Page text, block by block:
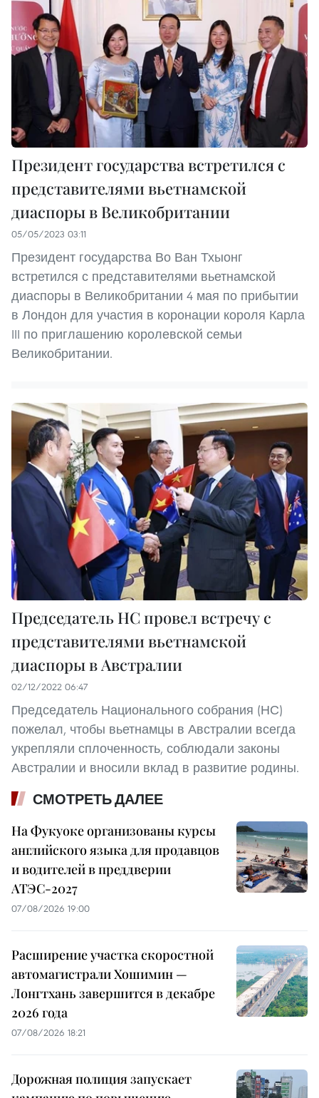
Президент государства встретился с
представителями вьетнамской
диаспоры в Великобритании
05/05/2023 03:11
Президент государства Во Ван Тхыонг
встретился с представителями вьетнамской
диаспоры в Великобритании 4 мая по прибытии
в Лондон для участия в коронации короля Карла
III по приглашению королевской семьи
Великобритании.
Председатель НС провел встречу с
представителями вьетнамской
диаспоры в Австралии
02/12/2022 06:47
Председатель Национального собрания (НС)
пожелал, чтобы вьетнамцы в Австралии всегда
укрепляли сплоченность, соблюдали законы
Австралии и вносили вклад в развитие родины.
СМОТРЕТЬ ДАЛЕЕ
На Фукуоке организованы курсы
английского языка для продавцов
и водителей в преддверии
АТЭС-2027
07/08/2026 19:00
Расширение участка скоростной
автомагистрали Хошимин —
Лонгтхань завершится в декабре
2026 года
07/08/2026 18:21
Дорожная полиция запускает